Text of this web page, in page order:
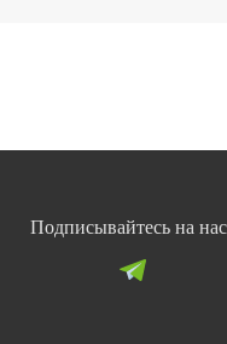
Подписывайтесь на нас